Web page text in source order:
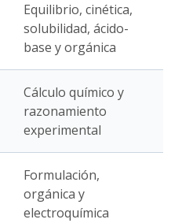
Equilibrio, cinética,
solubilidad, ácido-
base y orgánica
Cálculo químico y
razonamiento
experimental
Formulación,
orgánica y
electroquímica